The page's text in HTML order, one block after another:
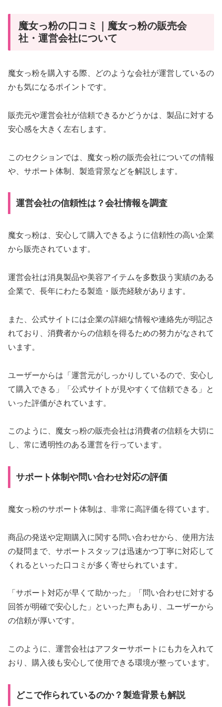
魔女っ粉の口コミ｜魔女っ粉の販売会
社・運営会社について
魔女っ粉を購入する際、どのような会社が運営しているの
かも気になるポイントです。
販売元や運営会社が信頼できるかどうかは、製品に対する
安心感を大きく左右します。
このセクションでは、魔女っ粉の販売会社についての情報
や、サポート体制、製造背景などを解説します。
運営会社の信頼性は？会社情報を調査
魔女っ粉は、安心して購入できるように信頼性の高い企業
から販売されています。
運営会社は消臭製品や美容アイテムを多数扱う実績のある
企業で、長年にわたる製造・販売経験があります。
また、公式サイトには企業の詳細な情報や連絡先が明記さ
れており、消費者からの信頼を得るための努力がなされて
います。
ユーザーからは「運営元がしっかりしているので、安心し
て購入できる」「公式サイトが見やすくて信頼できる」と
いった評価がされています。
このように、魔女っ粉の販売会社は消費者の信頼を大切に
し、常に透明性のある運営を行っています。
サポート体制や問い合わせ対応の評価
魔女っ粉のサポート体制は、非常に高評価を得ています。
商品の発送や定期購入に関する問い合わせから、使用方法
の疑問まで、サポートスタッフは迅速かつ丁寧に対応して
くれるといった口コミが多く寄せられています。
「サポート対応が早くて助かった」「問い合わせに対する
回答が明確で安心した」といった声もあり、ユーザーから
の信頼が厚いです。
このように、運営会社はアフターサポートにも力を入れて
おり、購入後も安心して使用できる環境が整っています。
どこで作られているのか？製造背景も解説